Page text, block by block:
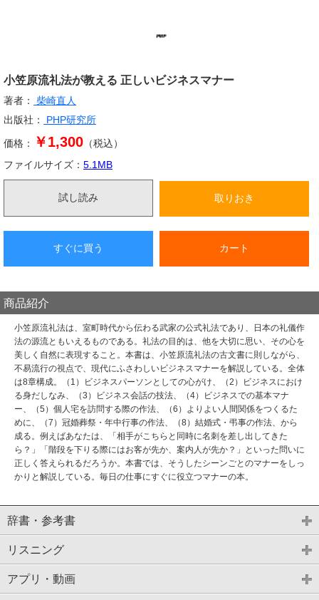
小笠原流礼法が教える 正しいビジネスマナー
著者：
柴崎直人
出版社：
PHP研究所
価格： ￥1,300 （税込）
ファイルサイズ： 5.1 MB
試し読み 取りおき
すぐに買う カート
商品紹介
小笠原流礼法は、室町時代から伝わる武家の公式礼法であり、日本の礼儀作
法の源流ともいえるものである。礼法の目的は、他を大切に思い、その心を
美しく自然に表現すること。本書は、小笠原流礼法の古文書に則しながら、
不易流行の視点で、現代にふさわしいビジネスマナーを解説している。全体
は8章構成。（1）ビジネスパーソンとしての心がけ、（2）ビジネスにおけ
る身だしなみ、（3）ビジネス会話の技法、（4）ビジネスでの基本マナ
ー、（5）個人宅を訪問する際の作法、（6）よりよい人間関係をつくるた
めに、（7）冠婚葬祭・年中行事の作法、（8）結婚式・弔事の作法、から
成る。例えばあなたは、「相手がこちらと同時に名刺を差し出してきた
ら？」「階段を下りる際にはお客が先か、案内人が先か？」といった問いに
正しく答えられるだろうか。本書では、そうしたシーンごとのマナーをしっ
かりと解説している。毎日の仕事にすぐに役立つマナーの本。
辞書・参考書
リスニング
アプリ・動画